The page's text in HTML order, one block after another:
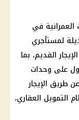
العمرانية في
لمستأجري
القديم، بما
على وحدات
طريق الإيجار
التمويل العقاري،